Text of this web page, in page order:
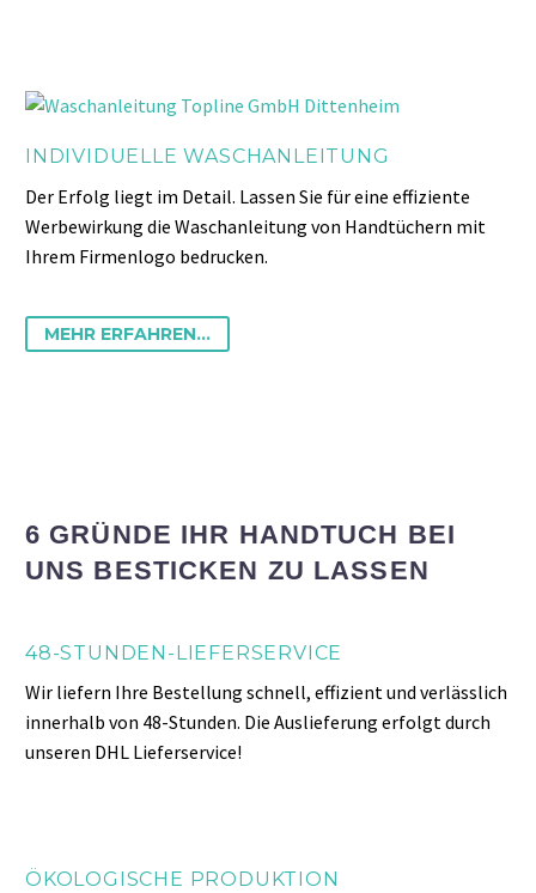
INDIVIDUELLE WASCHANLEITUNG
Der Erfolg liegt im Detail. Lassen Sie für eine effiziente
Werbewirkung die Waschanleitung von Handtüchern mit
Ihrem Firmenlogo bedrucken.
MEHR ERFAHREN...
6 GRÜNDE IHR HANDTUCH BEI
UNS BESTICKEN ZU LASSEN
48-STUNDEN-LIEFERSERVICE
Wir liefern Ihre Bestellung schnell, effizient und verlässlich
innerhalb von 48-Stunden. Die Auslieferung erfolgt durch
unseren DHL Lieferservice!
ÖKOLOGISCHE PRODUKTION